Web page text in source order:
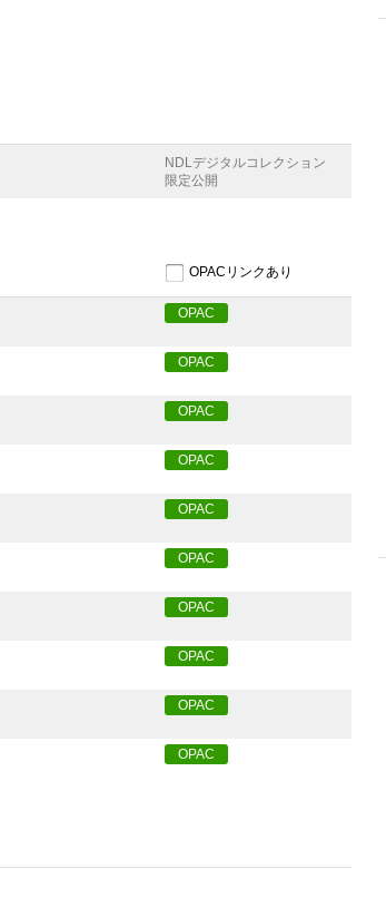
NDLデジタルコレクション
限定公開
OPACリンクあり
OPAC
OPAC
OPAC
OPAC
OPAC
OPAC
OPAC
OPAC
OPAC
OPAC